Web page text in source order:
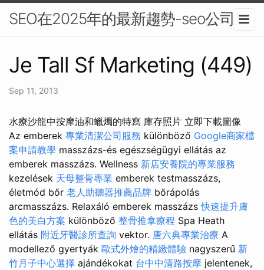
SEO在2025年的最新趨勢-seo公司
Je Tall Sf Marketing (449)
Sep 11, 2013
水療沙龍中按摩油和蠟燭的特寫 庫存照片 立即下載圖像
Az emberek 專業清潔公司服務 különböző Google商家檔
案申請教學 masszázs-és egészségügyi ellátás az
emberek masszázs. Wellness 新店安養院的專業服務
kezelések 天母整骨專業 emberek testmasszázs,
életmód bőr 老人助聽器推薦品牌 bőrápolás
arcmasszázs. Relaxáló emberek masszázs快速提升膚
色的美白方案 különböző 整骨推拿療程 Spa Heath
ellátás 附近牙醫診所查詢 vektor. 唐六典專業治療 A
modellező gyertyák 歐式外燴的精緻體驗 nagyszerű 新
竹月子中心選擇 ajándékokat 台中中清路按摩 jelentenek,